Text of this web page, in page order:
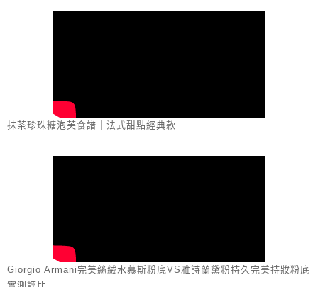
抹茶珍珠糖泡芙食譜｜法式甜點經典款
Giorgio Armani完美絲絨水慕斯粉底VS雅詩蘭黛粉持久完美持妝粉底